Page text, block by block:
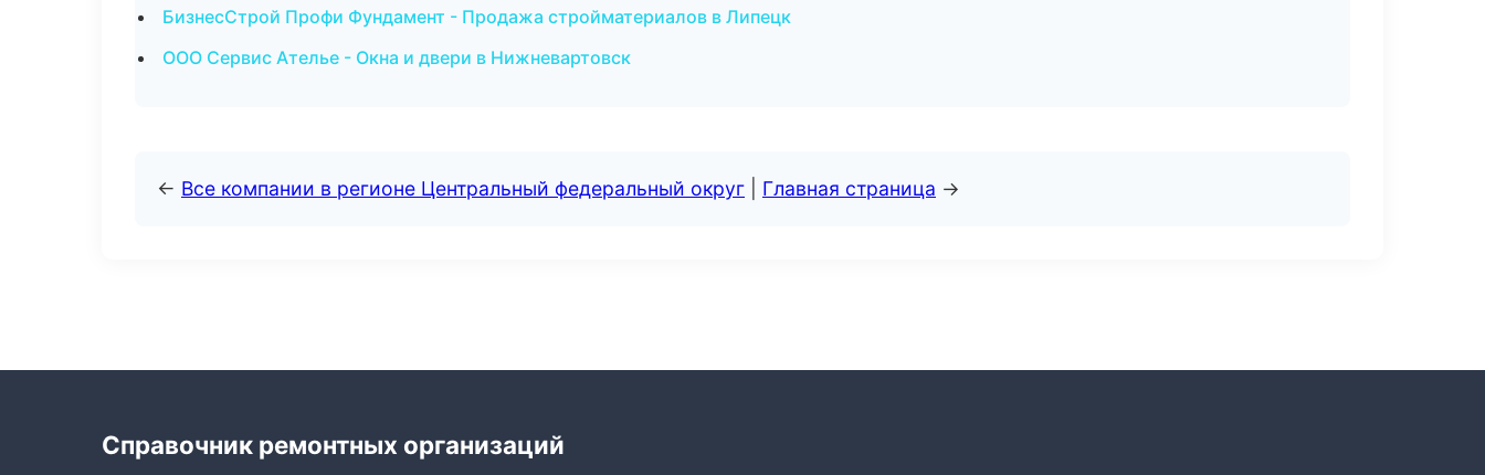
БизнесСтрой Профи Фундамент - Продажа стройматериалов в Липецк
ООО Сервис Ателье - Окна и двери в Нижневартовск
← Все компании в регионе Центральный федеральный округ Главная страница →
Справочник ремонтных организаций